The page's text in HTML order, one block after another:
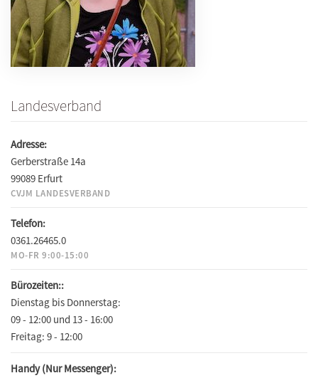
Landesverband
Adresse:
Gerberstraße 14a
99089 Erfurt
CVJM LANDESVERBAND
Telefon:
0361.26465.0
MO-FR 9:00-15:00
Bürozeiten::
Dienstag bis Donnerstag:
09 - 12:00 und 13 - 16:00
Freitag: 9 - 12:00
Handy (Nur Messenger):